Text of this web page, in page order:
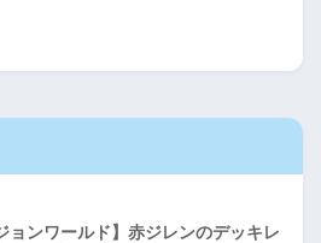
ョンワールド】赤ジレンのデッキレ